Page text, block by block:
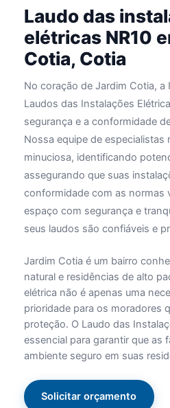
Laudo das
elétricas NR10
Cotia, Cotia
No coração de Jardim Cotia, a
Laudos das Instalações
segurança e a conformidade
Nossa equipe de especialistas
minuciosa, identificando
assegurando que suas
conformidade com as normas
espaço com segurança e
seus laudos são confiáveis e
Jardim Cotia é um bairro
natural e residências de alto
elétrica não é apenas uma
prioridade para os moradores
proteção. O Laudo das
essencial para garantir que as
ambiente seguro em suas
Solicitar orçamento